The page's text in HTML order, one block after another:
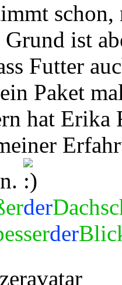
Grund ist
Futter
Paket
hat Erika
der
der